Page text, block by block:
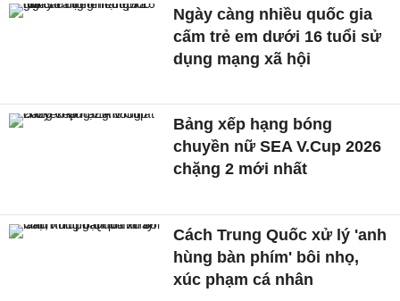
Ngày càng nhiều quốc gia
cấm trẻ em dưới 16 tuổi sử
dụng mạng xã hội
Bảng xếp hạng bóng
chuyền nữ SEA V.Cup 2026
chặng 2 mới nhất
Cách Trung Quốc xử lý 'anh
hùng bàn phím' bôi nhọ,
xúc phạm cá nhân